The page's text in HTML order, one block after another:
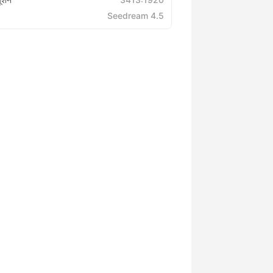
Seedream 4.5